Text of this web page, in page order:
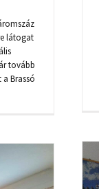
látogat
tovább
Brassó